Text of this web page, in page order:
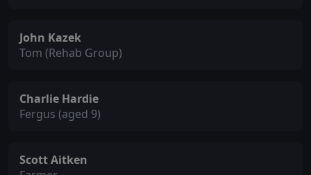
John Kazek
Tom (Rehab Group)
Charlie Hardie
Fergus (aged 9)
Scott Aitken